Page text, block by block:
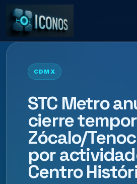
CDMX
STC Metro
cierre
Zócalo/
por
Centro